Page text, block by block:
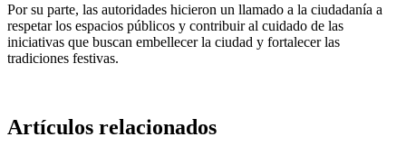
Por su parte, las autoridades hicieron un llamado a la ciudadanía a
respetar los espacios públicos y contribuir al cuidado de las
iniciativas que buscan embellecer la ciudad y fortalecer las
tradiciones festivas.
Artículos relacionados